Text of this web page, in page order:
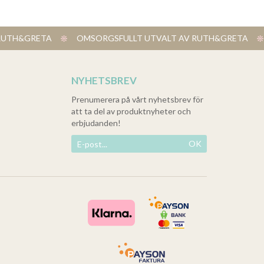
​ OMSORGSFULLT UTVALT AV RUTH&GRETA
NYHETSBREV
Prenumerera på vårt nyhetsbrev för
att ta del av produktnyheter och
erbjudanden!
OK